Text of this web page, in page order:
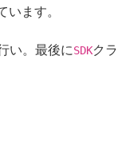
ます。
い。最後にSDKクラ